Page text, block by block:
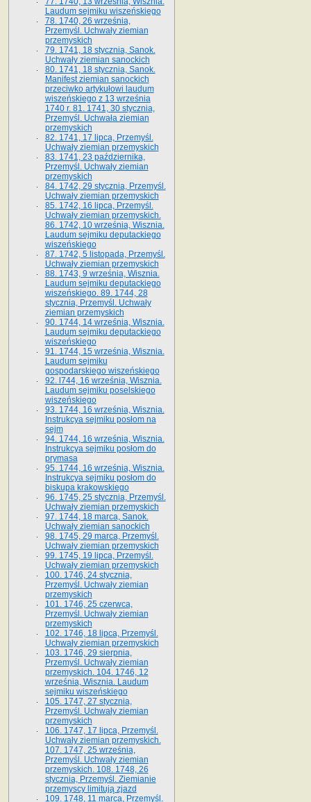
Laudum sejmiku wiszeńskiego
78. 1740, 26 września,
Przemyśl. Uchwały ziemian
przemyskich
79. 1741, 18 stycznia, Sanok.
Uchwały ziemian sanockich
80. 1741, 18 stycznia, Sanok.
Manifest ziemian sanockich
przeciwko artykułowi laudum
wiszeńskiego z 13 wrze­śnia
1740 r. 81. 1741, 30 stycznia,
Przemyśl. Uchwała ziemian
przemyskich
82. 1741, 17 lipca, Przemyśl.
Uchwały ziemian przemyskich
83. 1741, 23 października,
Przemyśl. Uchwały ziemian
przemyskich
84. 1742, 29 stycznia, Przemyśl.
Uchwały ziemian przemyskich
85. 1742, 16 lipca, Przemyśl.
Uchwały ziemian przemyskich.
86. 1742, 10 września, Wisznia.
Laudum sejmiku deputackiego
wiszeńskiego
87. 1742, 5 listopada, Przemyśl.
Uchwały ziemian przemyskich
88. 1743, 9 września, Wisznia.
Laudum sejmiku deputackiego
wiszeńskiego. 89. 1744, 28
stycznia, Przemyśl. Uchwały
ziemian przemyskich
90. 1744, 14 września, Wisznia.
Laudum sejmiku deputackiego
wiszeńskiego
91. 1744, 15 września, Wisznia.
Laudum sejmiku
gospodarskiego wiszeńskiego
92. l744, 16 września, Wisznia.
Laudum sejmiku poselskiego
wiszeńskiego
93. 1744, 16 września, Wisznia.
Instrukcya sejmiku posłom na
sejm
94. 1744, 16 września, Wisznia.
Instrukcya sejmiku posłom do
prymasa
95. 1744, 16 września, Wisznia.
Instrukcya sejmiku posłom do
biskupa krakowskiego
96. 1745, 25 stycznia, Przemyśl.
Uchwały ziemian przemyskich
97. 1744, 18 marca, Sanok.
Uchwały ziemian sanockich
98. 1745, 29 marca, Przemyśl.
Uchwały ziemian przemyskich
99. 1745, 19 lipca, Przemyśl.
Uchwały ziemian przemyskich
100. 1746, 24 stycznia,
Przemyśl. Uchwały ziemian
przemyskich
101. 1746, 25 czerwca,
Przemyśl. Uchwały ziemian
przemyskich
102. 1746, 18 lipca, Przemyśl.
Uchwały ziemian przemyskich
103. 1746, 29 sierpnia,
Przemyśl. Uchwały ziemian
przemyskich. 104. 1746, 12
września, Wisznia. Laudum
sejmiku wiszeńskiego
105. 1747, 27 stycznia,
Przemyśl. Uchwały ziemian
przemyskich
106. 1747, 17 lipca, Przemyśl.
Uchwały ziemian przemyskich.
107. 1747, 25 września,
Przemyśl. Uchwały ziemian
przemyskich. 108. 1748, 26
stycznia, Przemyśl. Ziemianie
przemyscy limitują zjazd
109. 1748, 11 marca, Przemyśl.